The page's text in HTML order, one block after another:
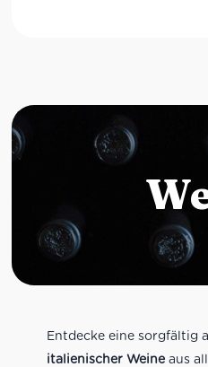
Entdecke eine sorgfältig
italienischer Weineaus